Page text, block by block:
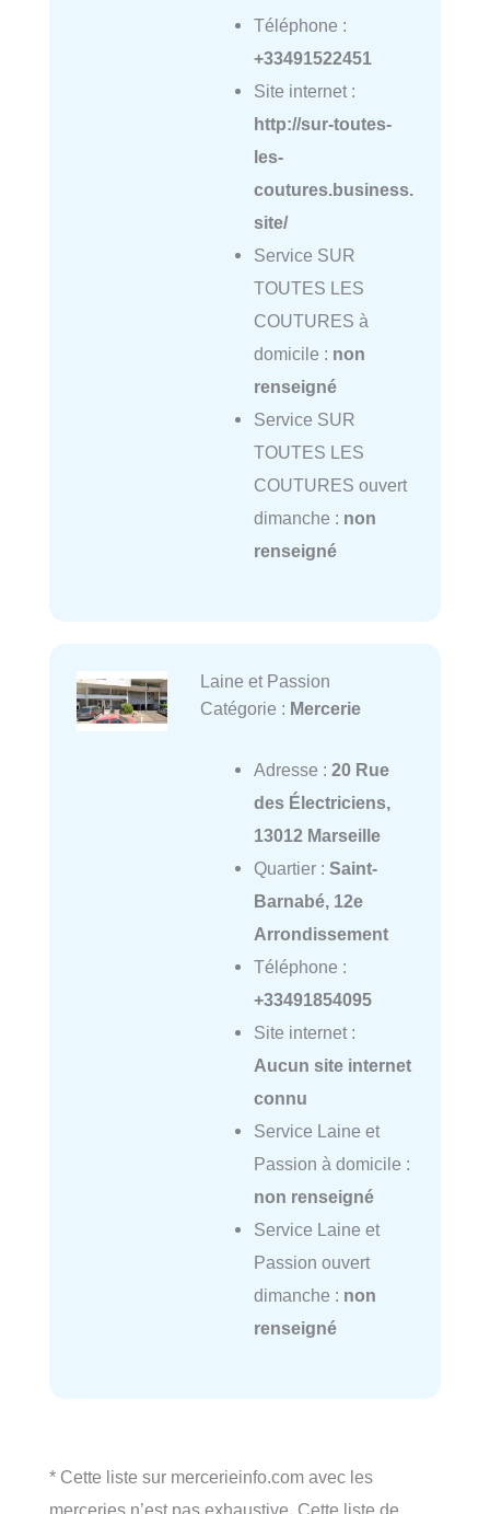
Téléphone :
+33491522451
Site internet :
http://sur-toutes-
les-
coutures.business.
site/
Service SUR
TOUTES LES
COUTURES à
domicile : non
renseigné
Service SUR
TOUTES LES
COUTURES ouvert
dimanche : non
renseigné
Laine et Passion
Catégorie : Mercerie
Adresse : 20 Rue
des Électriciens,
13012 Marseille
Quartier : Saint-
Barnabé, 12e
Arrondissement
Téléphone :
+33491854095
Site internet :
Aucun site internet
connu
Service Laine et
Passion à domicile :
non renseigné
Service Laine et
Passion ouvert
dimanche : non
renseigné
* Cette liste sur mercerieinfo.com avec les
merceries n’est pas exhaustive. Cette liste de